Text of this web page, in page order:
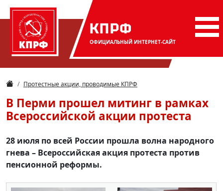
КПРФ
ОФИЦИАЛЬНЫЙ ИНТЕРНЕТ-САЙТ
Протестные акции, проводимые КПРФ
В Перми прошел митинг в рамках
Всероссийской акции протеста
28 июля по всей России прошла волна народного
гнева – Всероссийская акция протеста против
пенсионной реформы.